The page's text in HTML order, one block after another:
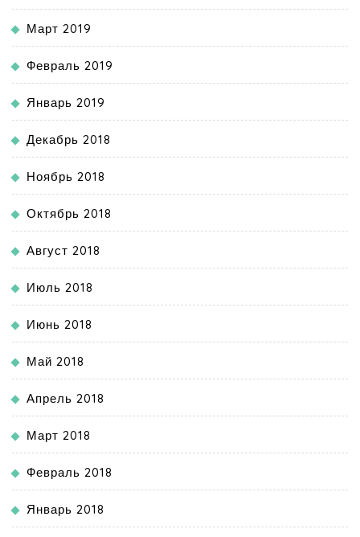
Март 2019
Февраль 2019
Январь 2019
Декабрь 2018
Ноябрь 2018
Октябрь 2018
Август 2018
Июль 2018
Июнь 2018
Май 2018
Апрель 2018
Март 2018
Февраль 2018
Январь 2018